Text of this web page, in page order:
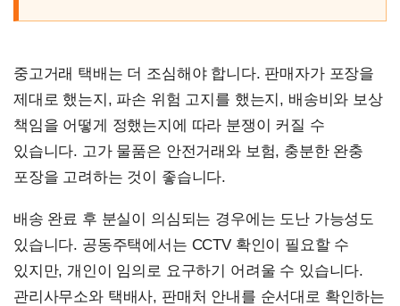
중고거래 택배는 더 조심해야 합니다. 판매자가 포장을
제대로 했는지, 파손 위험 고지를 했는지, 배송비와 보상
책임을 어떻게 정했는지에 따라 분쟁이 커질 수
있습니다. 고가 물품은 안전거래와 보험, 충분한 완충
포장을 고려하는 것이 좋습니다.
배송 완료 후 분실이 의심되는 경우에는 도난 가능성도
있습니다. 공동주택에서는 CCTV 확인이 필요할 수
있지만, 개인이 임의로 요구하기 어려울 수 있습니다.
관리사무소와 택배사, 판매처 안내를 순서대로 확인하는